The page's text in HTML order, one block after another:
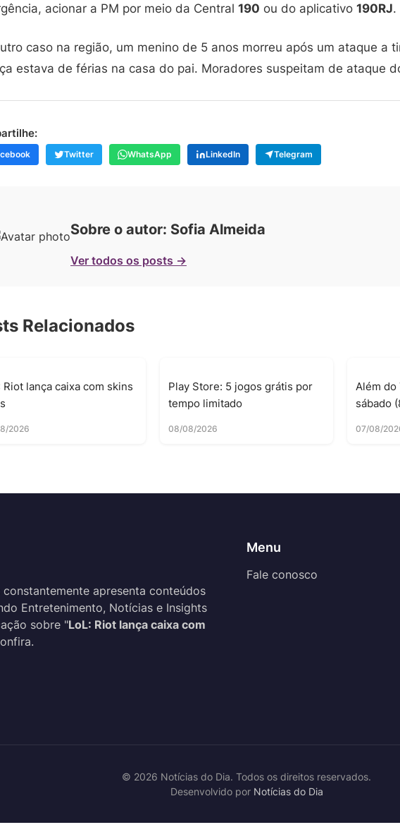
acionar a PM por meio da Central 190 ou do aplicativo 190RJ.
caso na região, um menino de 5 anos morreu após um ataque a
estava de férias na casa do pai. Moradores suspeitam de ataque
Twitter WhatsApp LinkedIn Telegram
Sobre o autor: Sofia Almeida
Ver todos os posts →
Relacionados
Riot lança caixa com skins
2026
Play Store: 5 jogos grátis por
tempo limitado
08/08/2026
Além do
sábado
07/08/
apresenta conteúdos
Entretenimento, Notícias e Insights
sobre "LoL: Riot lança caixa com
Menu
Fale conosco
© 2026 Notícias do Dia. Todos os direitos reservados.
Desenvolvido por Notícias do Dia